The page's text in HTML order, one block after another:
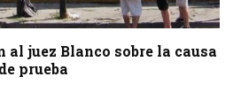
juez Blanco sobre la causa
prueba